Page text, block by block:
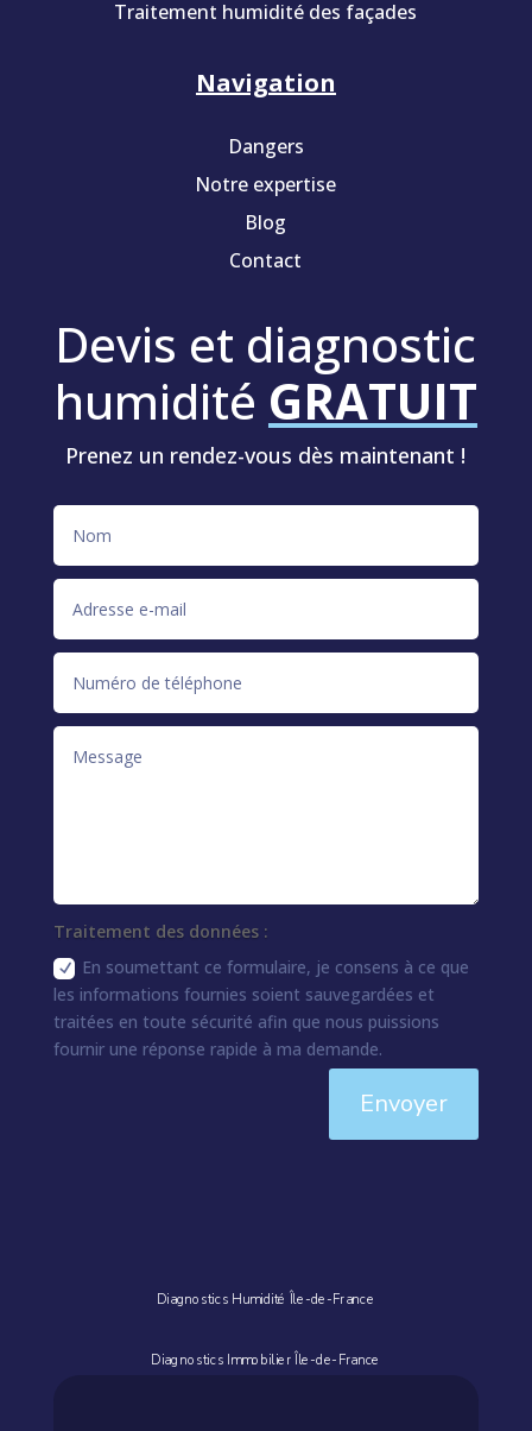
Traitement humidité des façades
Navigation
Dangers
Notre expertise
Blog
Contact
Devis et diagnostic
humidité GRATUIT
Prenez un rendez-vous dès maintenant !
Traitement des données :
En soumettant ce formulaire, je consens à ce que
les informations fournies soient sauvegardées et
traitées en toute sécurité afin que nous puissions
fournir une réponse rapide à ma demande.
Envoyer
Diagnostics Humidité Île-de-France
Diagnostics Immobilier Île-de-France